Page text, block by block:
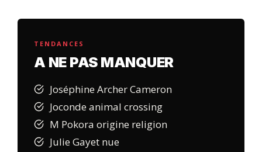
TENDANCES
A NE PAS MANQUER
Joséphine Archer Cameron
Joconde animal crossing
M Pokora origine religion
Julie Gayet nue